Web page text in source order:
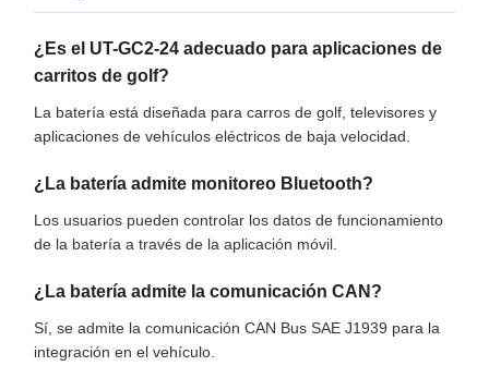
¿Es el UT-GC2-24 adecuado para aplicaciones de
carritos de golf?
La batería está diseñada para carros de golf, televisores y
aplicaciones de vehículos eléctricos de baja velocidad.
¿La batería admite monitoreo Bluetooth?
Los usuarios pueden controlar los datos de funcionamiento
de la batería a través de la aplicación móvil.
¿La batería admite la comunicación CAN?
Sí, se admite la comunicación CAN Bus SAE J1939 para la
integración en el vehículo.